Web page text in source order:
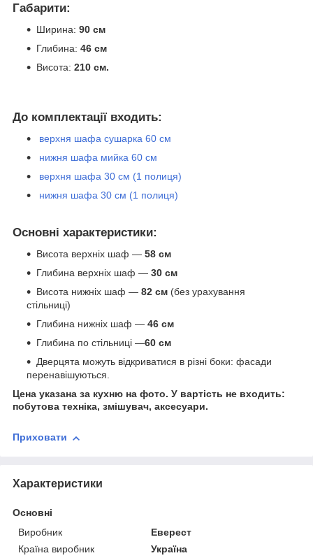
Габарити:
Ширина: 90 см
Глибина: 46 см
Висота: 210 см.
До комплектації входить:
верхня шафа сушарка 60 см
нижня шафа мийка 60 см
верхня шафа 30 см (1 полиця)
нижня шафа 30 см (1 полиця)
Основні характеристики:
Висота верхніх шаф — 58 см
Глибина верхніх шаф — 30 см
Висота нижніх шаф — 82 см (без урахування
стільниці)
Глибина нижніх шаф — 46 см
Глибина по стільниці —60 см
Дверцята можуть відкриватися в різні боки: фасади
перенавішуються.
Цена указана за кухню на фото. У вартість не входить:
побутова техніка, змішувач, аксесуари.
Приховати
Характеристики
Основні
Виробник
Еверест
Країна виробник
Україна